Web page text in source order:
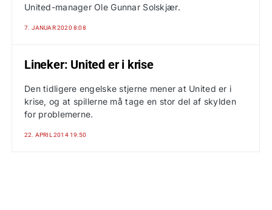
United-manager Ole Gunnar Solskjær.
7. JANUAR 2020 8:08
Lineker: United er i krise
Den tidligere engelske stjerne mener at United er i
krise, og at spillerne må tage en stor del af skylden
for problemerne.
22. APRIL 2014 19:50